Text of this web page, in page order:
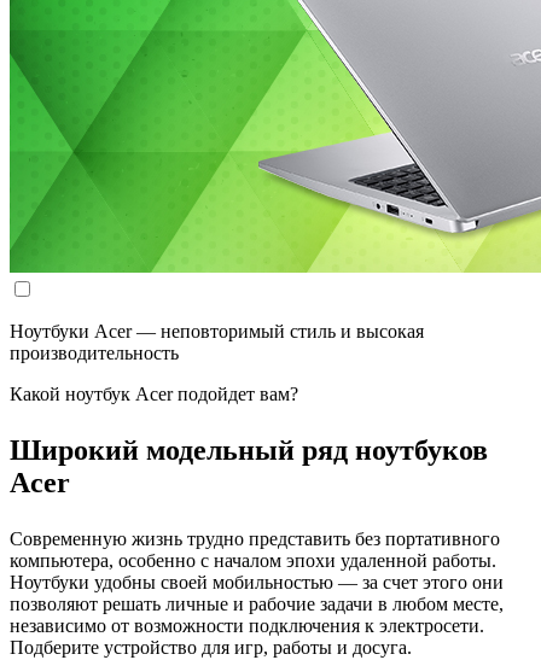
Ноутбуки Acer — неповторимый стиль и высокая
производительность
Какой ноутбук Acer подойдет вам?
Широкий модельный ряд ноутбуков
Acer
Современную жизнь трудно представить без портативного
компьютера, особенно с началом эпохи удаленной работы.
Ноутбуки удобны своей мобильностью — за счет этого они
позволяют решать личные и рабочие задачи в любом месте,
независимо от возможности подключения к электросети.
Подберите устройство для игр, работы и досуга.